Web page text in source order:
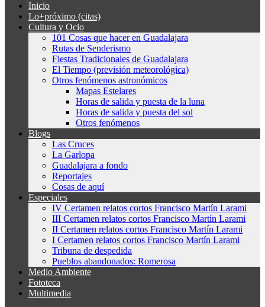
Inicio
Lo+próximo (citas)
Cultura y Ocio
101 Cosas que hacer en Guadalajara
Rutas de Senderismo
Fiestas Tradicionales de Guadalajara
El Tiempo (previsión meteorológica)
Otros fenómenos astronómicos
Mapas Estelares
Horas de salida y puesta de la luna
Horas de salida y puesta del sol
Otros fenómenos
Blogs
Las Cruces
La Garlopa
Guadalajara a fondo
Reportajes
Cosas de aquí
Especiales
IV Certamen relatos cortos Francisco Martín Larami
III Certamen relatos cortos Francisco Martín Larami
II Certamen relatos cortos Francisco Martín Larami
I Certamen relatos cortos Francisco Martín Larami
Tribuna de despedida
Pueblos abandonados: Romerosa
Medio Ambiente
Fototeca
Multimedia